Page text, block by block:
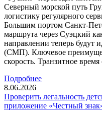
Северный морской путь
логистику регулярного
Большим портом Санкт-
маршрута через Суэцкий
направлении теперь будут
(СМП). Ключевое
скорость. Транзитное
Подробнее
8.06.2026
Проверить легальность
приложение «Честный